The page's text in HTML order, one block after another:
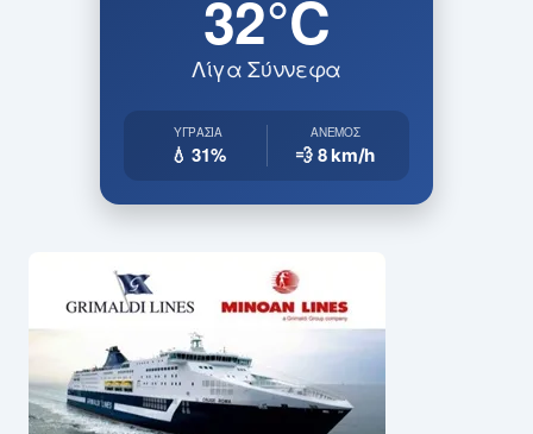
32°C
Λίγα Σύννεφα
ΥΓΡΑΣΊΑ
💧 31%
ΆΝΕΜΟΣ
💨 8km/h